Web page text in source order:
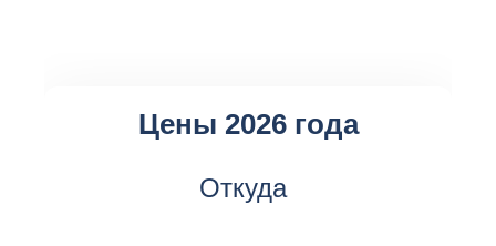
Цены 2026 года
Откуда